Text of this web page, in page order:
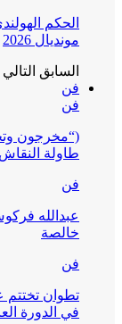
الحكم
مونديال 2026
السابق التالي
فن
فن
(“مخرجون
طاولة
فن
عبدالله
خالصة
فن
تطوان تختتم
في الدورة